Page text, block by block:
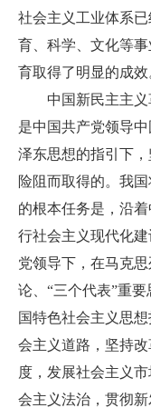
社会主义工业体系
育、科学、文化等
育取得了明显的成效
中国新民主主
是中国共产党领导
泽东思想的指引下
险阻而取得的。我
的根本任务是，沿
行社会主义现代化
党领导下，在马克
论、“三个代表”重
国特色社会主义思
会主义道路，坚持
度，发展社会主义
会主义法治，贯彻